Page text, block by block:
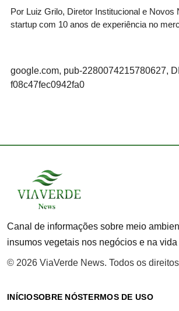
Por Luiz Grilo, Diretor Institucional e Novos
startup com 10 anos de experiência no
google.com, pub-2280074215780627,
f08c47fec0942fa0
Canal de informações sobre meio
insumos vegetais nos negócios e na
© 2026 ViaVerde News. Todos os
INÍCIOSOBRE NÓSTERMOS DE USO